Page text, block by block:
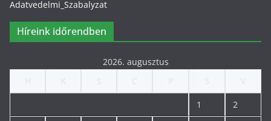
Adatvedelmi_Szabalyzat
Híreink időrendben
2026. augusztus
1 2